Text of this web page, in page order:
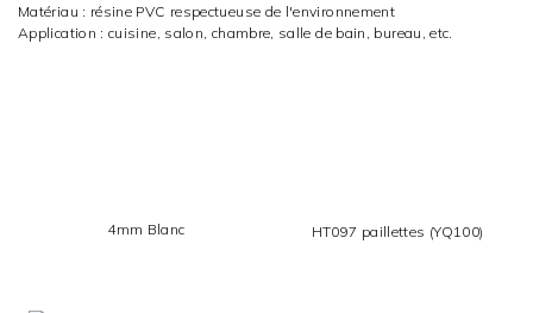
Matériau : résine PVC respectueuse de l'environnement
Application : cuisine, salon, chambre, salle de bain, bureau, etc.
4mm Blanc HT097 paillettes (YQ100)